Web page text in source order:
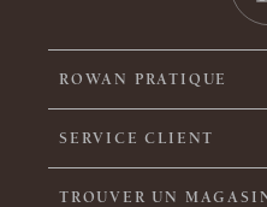
ROWAN PRATIQUE
SERVICE CLIENT
TROUVER UN